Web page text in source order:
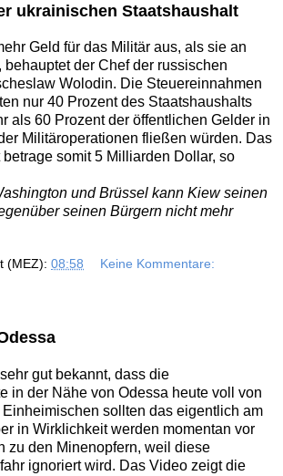
ukrainischen Staatshaushalt
Geld für das Militär aus, als sie an
behauptet der Chef der russischen
Wolodin. Die Steuereinnahmen
nur 40 Prozent des Staatshaushalts
als 60 Prozent der öffentlichen Gelder in
Militäroperationen fließen würden. Das
somit 5 Milliarden Dollar, so
und Brüssel kann Kiew seinen
seinen Bürgern nicht mehr
(MEZ): 08:58 Keine Kommentare:
gut bekannt, dass die
in der Nähe von Odessa heute voll von
sollten das eigentlich am
in Wirklichkeit werden momentan vor
zu den Minenopfern, weil diese
ignoriert wird. Das Video zeigt die